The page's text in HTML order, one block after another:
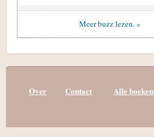
Meer buzz lezen. »
Over Contact Alle boeken